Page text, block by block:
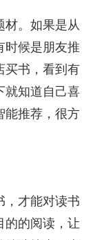
材。如果是从
时候是朋友推
买书，看到有
就知道自己喜
能推荐，很方
，才能对读书
的的阅读，让